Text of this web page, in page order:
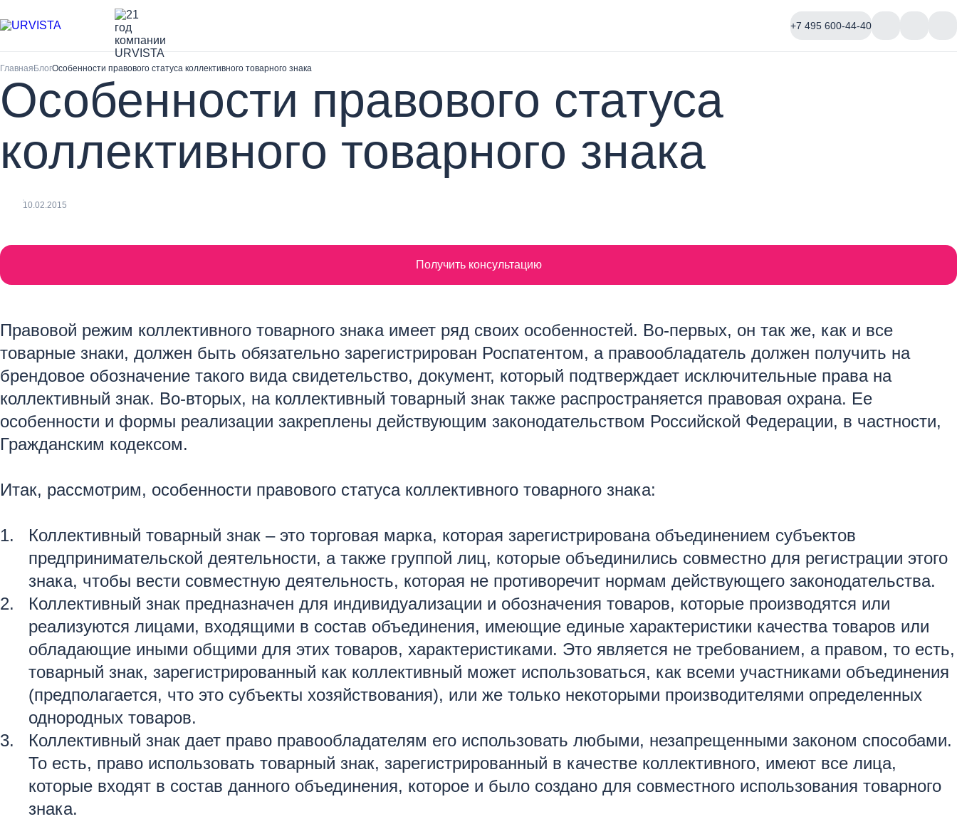
+7 495 600-44-40
ГлавнаяБлогОсобенности правового статуса коллективного товарного знака
Особенности правового статуса
коллективного товарного знака
10.02.2015
Получить консультацию
Правовой режим коллективного товарного знака имеет ряд своих особенностей. Во-первых, он так же, как и все
товарные знаки, должен быть обязательно зарегистрирован Роспатентом, а правообладатель должен получить на
брендовое обозначение такого вида свидетельство, документ, который подтверждает исключительные права на
коллективный знак. Во-вторых, на коллективный товарный знак также распространяется правовая охрана. Ее
особенности и формы реализации закреплены действующим законодательством Российской Федерации, в частности,
Гражданским кодексом.
Итак, рассмотрим, особенности правового статуса коллективного товарного знака:
Коллективный товарный знак – это торговая марка, которая зарегистрирована объединением субъектов
предпринимательской деятельности, а также группой лиц, которые объединились совместно для регистрации этого
знака, чтобы вести совместную деятельность, которая не противоречит нормам действующего законодательства.
Коллективный знак предназначен для индивидуализации и обозначения товаров, которые производятся или
реализуются лицами, входящими в состав объединения, имеющие единые характеристики качества товаров или
обладающие иными общими для этих товаров, характеристиками. Это является не требованием, а правом, то есть,
товарный знак, зарегистрированный как коллективный может использоваться, как всеми участниками объединения
(предполагается, что это субъекты хозяйствования), или же только некоторыми производителями определенных
однородных товаров.
Коллективный знак дает право правообладателям его использовать любыми, незапрещенными законом способами.
То есть, право использовать товарный знак, зарегистрированный в качестве коллективного, имеют все лица,
которые входят в состав данного объединения, которое и было создано для совместного использования товарного
знака.